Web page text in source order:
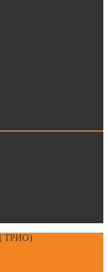
ТРИО)